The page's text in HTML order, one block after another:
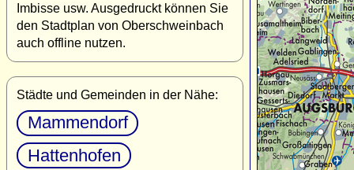
Imbisse usw. Ausgedruckt können Sie
den Stadtplan von Oberschweinbach
auch offline nutzen.
Städte und Gemeinden in der Nähe:
Mammendorf
Hattenhofen